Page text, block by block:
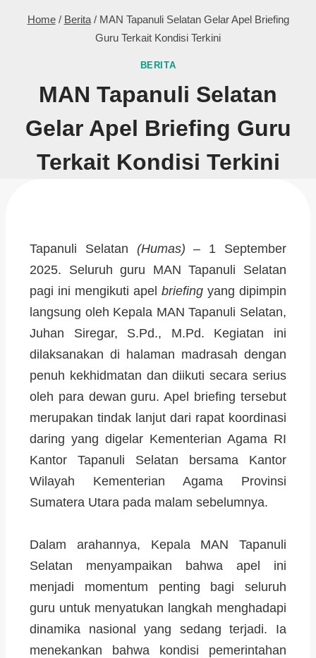
Home / Berita / MAN Tapanuli Selatan Gelar Apel Briefing
Guru Terkait Kondisi Terkini
BERITA
MAN Tapanuli Selatan
Gelar Apel Briefing Guru
Terkait Kondisi Terkini
Tapanuli Selatan (Humas)– 1 September
2025. Seluruh guru MAN Tapanuli Selatan
pagi ini mengikuti apel briefing yang dipimpin
langsung oleh Kepala MAN Tapanuli Selatan,
Juhan Siregar, S.Pd., M.Pd. Kegiatan ini
dilaksanakan di halaman madrasah dengan
penuh kekhidmatan dan diikuti secara serius
oleh para dewan guru. Apel briefing tersebut
merupakan tindak lanjut dari rapat koordinasi
daring yang digelar Kementerian Agama RI
Kantor Tapanuli Selatan bersama Kantor
Wilayah Kementerian Agama Provinsi
Sumatera Utara pada malam sebelumnya.
Dalam arahannya, Kepala MAN Tapanuli
Selatan menyampaikan bahwa apel ini
menjadi momentum penting bagi seluruh
guru untuk menyatukan langkah menghadapi
dinamika nasional yang sedang terjadi. Ia
menekankan bahwa kondisi pemerintahan